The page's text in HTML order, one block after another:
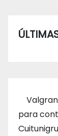
para
Cuitunigru